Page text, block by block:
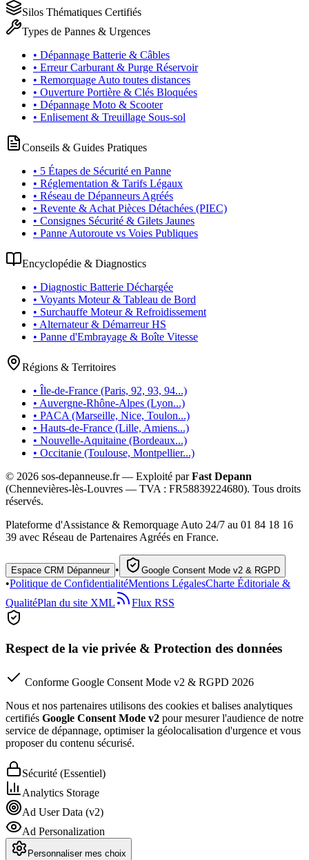
Silos Thématiques Certifiés
Types de Pannes & Urgences
• Dépannage Batterie & Câbles
• Erreur Carburant & Purge Réservoir
• Remorquage Auto toutes distances
• Ouverture Portière & Clés Bloquées
• Dépannage Moto & Scooter
• Enlisement & Treuillage Sous-sol
Conseils & Guides Pratiques
• 5 Étapes de Sécurité en Panne
• Réglementation & Tarifs Légaux
• Réseau de Dépanneurs Agréés
• Revente & Achat Pièces Détachées (PIEC)
• Consignes Sécurité & Gilets Jaunes
• Panne Autoroute vs Voies Publiques
Encyclopédie & Diagnostics
• Diagnostic Batterie Déchargée
• Voyants Moteur & Tableau de Bord
• Surchauffe Moteur & Refroidissement
• Alternateur & Démarreur HS
• Panne d'Embrayage & Boîte Vitesse
Régions & Territoires
• Île-de-France (Paris, 92, 93, 94...)
• Auvergne-Rhône-Alpes (Lyon...)
• PACA (Marseille, Nice, Toulon...)
• Hauts-de-France (Lille, Amiens...)
• Nouvelle-Aquitaine (Bordeaux...)
• Occitanie (Toulouse, Montpellier...)
© 2026 sos-depanneuse.fr — Exploité parFast Depann
(Chennevières-lès-Louvres — TVA : FR58839224680). Tous droits
réservés.
Plateforme d'Assistance & Remorquage Auto 24/7 au 01 84 18 16
39 avec Réseau de Partenaires Agréés en France.
Espace CRM Dépanneur • Google Consent Mode v2 & RGPD
•Politique de ConfidentialitéMentions LégalesCharte Éditoriale &
QualitéPlan du site XML Flux RSS
Respect de la vie privée & Protection des données
Conforme Google Consent Mode v2 & RGPD 2026
Nous et nos partenaires utilisons des cookies et balises analytiques
certifiés Google Consent Mode v2 pour mesurer l'audience de notre
service de dépannage, optimiser la géolocalisation d'urgence et vous
proposer du contenu sécurisé.
Sécurité (Essentiel)
Analytics Storage
Ad User Data (v2)
Ad Personalization
Personnaliser mes choix